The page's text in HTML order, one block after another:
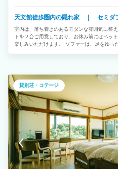
天文館徒歩圏内の隠れ家 ｜ セミダ
室内は、落ち着きのあるモダンな雰囲気に整
トを２台ご用意しており、お休み前にはベッ
楽しみいただけます。 ソファーは、足をゆっ
貸別荘・コテージ